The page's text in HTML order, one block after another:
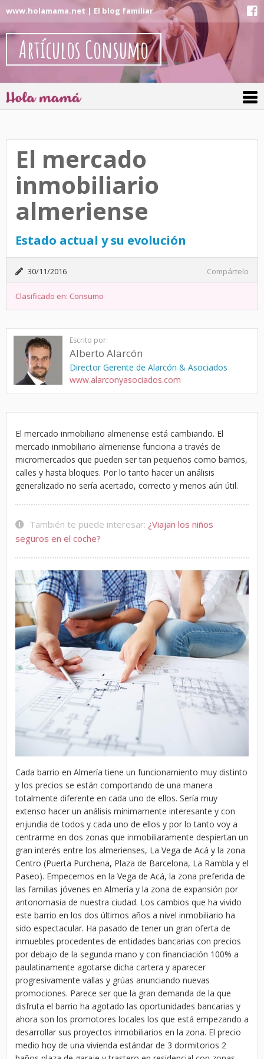
www.holamama.net | El blog familiar
Artículos Consumo
El mercado
inmobiliario
almeriense
Estado actual y su evolución
30/11/2016 Compártelo
Clasificado en: Consumo
Escrito por:
Alberto Alarcón
Director Gerente de Alarcón & Asociados
www.alarconyasociados.com
El mercado inmobiliario almeriense está cambiando. El
mercado inmobiliario almeriense funciona a través de
micromercados que pueden ser tan pequeños como barrios,
calles y hasta bloques. Por lo tanto hacer un análisis
generalizado no sería acertado, correcto y menos aún útil.
También te puede interesar: ¿Viajan los niños
seguros en el coche?
Cada barrio en Almería tiene un funcionamiento muy distinto
y los precios se están comportando de una manera
totalmente diferente en cada uno de ellos. Sería muy
extenso hacer un análisis mínimamente interesante y con
enjundia de todos y cada uno de ellos y por lo tanto voy a
centrarme en dos zonas que inmobiliaramente despiertan un
gran interés entre los almerienses, La Vega de Acá y la zona
Centro (Puerta Purchena, Plaza de Barcelona, La Rambla y el
Paseo). Empecemos en la Vega de Acá, la zona preferida de
las familias jóvenes en Almería y la zona de expansión por
antonomasia de nuestra ciudad. Los cambios que ha vivido
este barrio en los dos últimos años a nivel inmobiliario ha
sido espectacular. Ha pasado de tener un gran oferta de
inmuebles procedentes de entidades bancarias con precios
por debajo de la segunda mano y con financiación 100% a
paulatinamente agotarse dicha cartera y aparecer
progresivamente vallas y grúas anunciando nuevas
promociones. Parece ser que la gran demanda de la que
disfruta el barrio ha agotado las oportunidades bancarias y
ahora son los promotores locales los que está empezando a
desarrollar sus proyectos inmobiliarios en la zona. El precio
medio hoy de una vivienda estándar de 3 dormitorios 2